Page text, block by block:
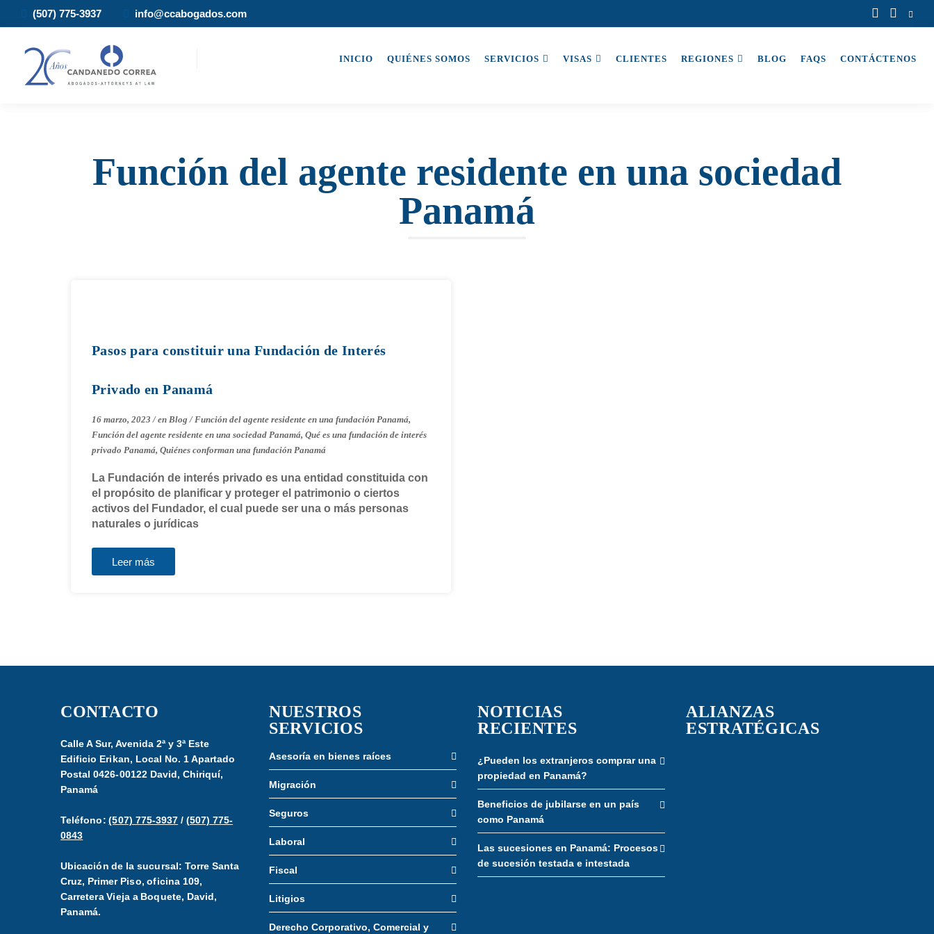
(507) 775-3937 info@ccabogados.com
INICIO QUIÉNES SOMOS SERVICIOS VISAS CLIENTES REGIONES BLOG FAQS CONTÁCTENOS
Función del agente residente en una sociedad
Panamá
Pasos para constituir una Fundación de Interés
Privado en Panamá
16 marzo, 2023 /en Blog / Función del agente residente en una fundación Panamá,
Función del agente residente en una sociedad Panamá, Qué es una fundación de interés
privado Panamá, Quiénes conforman una fundación Panamá
La Fundación de interés privado es una entidad constituida con
el propósito de planificar y proteger el patrimonio o ciertos
activos del Fundador, el cual puede ser una o más personas
naturales o jurídicas
Leer más
CONTACTO
Calle A Sur, Avenida 2ª y 3ª Este
Edificio Erikan, Local No. 1 Apartado
Postal 0426-00122 David, Chiriquí,
Panamá
Teléfono:(507) 775-3937 / (507) 775-
0843
Ubicación de la sucursal: Torre Santa
Cruz, Primer Piso, oficina 109,
Carretera Vieja a Boquete, David,
Panamá.
NUESTROS
SERVICIOS
Asesoría en bienes raíces
Migración
Seguros
Laboral
Fiscal
Litigios
Derecho Corporativo, Comercial y
NOTICIAS
RECIENTES
¿Pueden los extranjeros comprar una
propiedad en Panamá?
Beneficios de jubilarse en un país
como Panamá
Las sucesiones en Panamá: Procesos
de sucesión testada e intestada
ALIANZAS
ESTRATÉGICAS